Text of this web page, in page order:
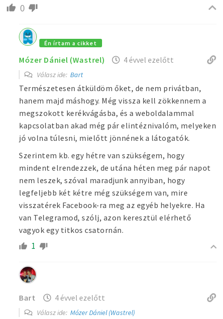
0
Én írtam a cikket
Mózer Dániel (Wastrel) 4 évvel ezelőtt
Válasz ide: Bart
Természetesen átküldöm őket, de nem privátban,
hanem majd máshogy. Még vissza kell zökkennem a
megszokott kerékvágásba, és a weboldalammal
kapcsolatban akad még pár elintéznivalóm, melyeken
jó volna túlesni, mielőtt jönnének a látogatók.
Szerintem kb. egy hétre van szükségem, hogy
mindent elrendezzek, de utána héten meg pár napot
nem leszek, szóval maradjunk annyiban, hogy
legfeljebb két kétre még szükségem van, mire
visszatérek Facebook-ra meg az egyéb helyekre. Ha
van Telegramod, szólj, azon keresztül elérhető
vagyok egy titkos csatornán.
1
Bart 4 évvel ezelőtt
Válasz ide: Mózer Dániel (Wastrel)